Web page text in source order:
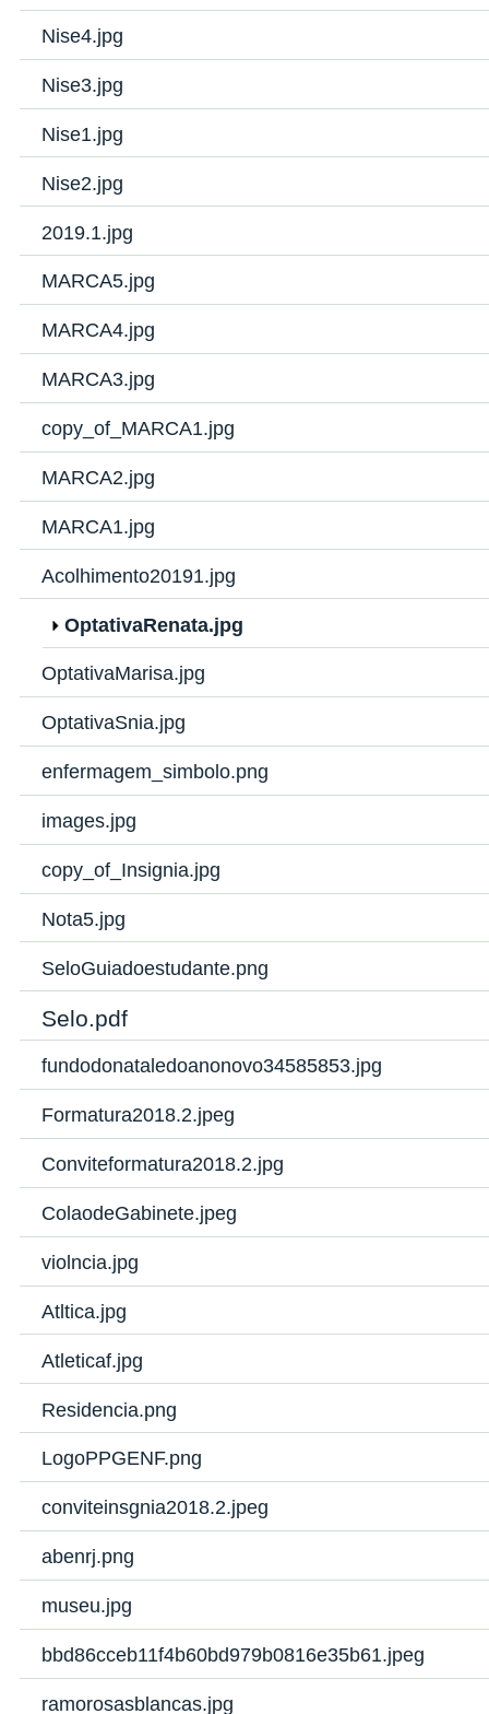
Nise4.jpg
Nise3.jpg
Nise1.jpg
Nise2.jpg
2019.1.jpg
MARCA5.jpg
MARCA4.jpg
MARCA3.jpg
copy_of_MARCA1.jpg
MARCA2.jpg
MARCA1.jpg
Acolhimento20191.jpg
OptativaRenata.jpg
OptativaMarisa.jpg
OptativaSnia.jpg
enfermagem_simbolo.png
images.jpg
copy_of_Insignia.jpg
Nota5.jpg
SeloGuiadoestudante.png
Selo.pdf
fundodonataledoanonovo34585853.jpg
Formatura2018.2.jpeg
Conviteformatura2018.2.jpg
ColaodeGabinete.jpeg
violncia.jpg
Atltica.jpg
Atleticaf.jpg
Residencia.png
LogoPPGENF.png
conviteinsgnia2018.2.jpeg
abenrj.png
museu.jpg
bbd86cceb11f4b60bd979b0816e35b61.jpeg
ramorosasblancas.jpg